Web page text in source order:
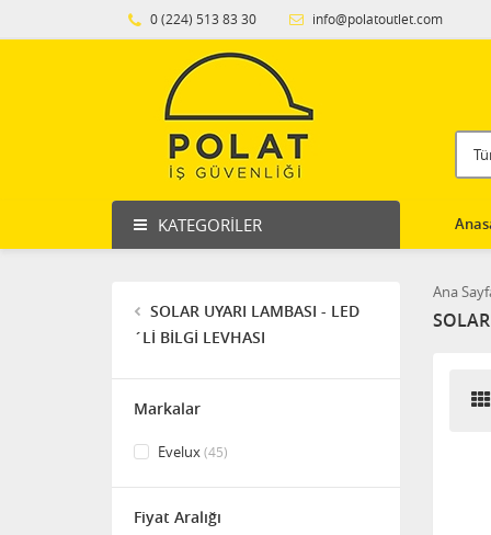
0 (224) 513 83 30 info@polatoutlet.com
KATEGORILER
SOLAR UYARI LAMBASI - LED
´Lİ BİLGİ LEVHASI
Markalar
Evelux(45)
Fiyat Aralığı
Ana